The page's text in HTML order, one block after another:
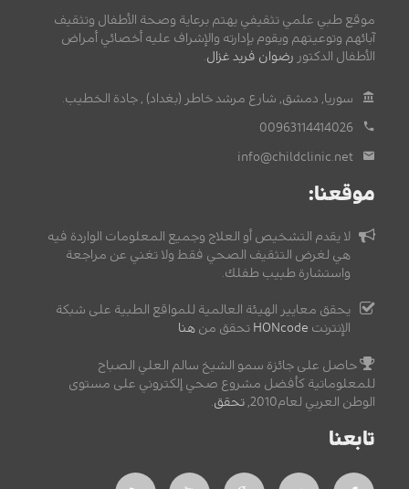
موقع طبي علمي تثقيفي يهتم برعاية وصحة الأطفال وتثقيف
آبائهم وتوعيتهم ويقوم بإدارته والإشراف عليه أخصائي أمراض
الأطفال الدكتور رضوان فريد غزال
سوريا, دمشق, شارع مرشد خاطر (بغداد) , جادة الخطيب.
00963114414026
info@childclinic.net
موقعنا:
لا يقدم التشخيص أو العلاج وجميع المعلومات الواردة فيه
هي لغرض التثقيف الصحي فقط ولا تغني عن مراجعة
واستشارة طبيب طفلك.
يحقق معايير الهيئة العالمية للمواقع الطبية على شبكة
الإنترنت HONcode تحقق من هنا
حاصل على جائزة سمو الشيخ سالم العلي الصباح
للمعلوماتية كأفضل مشروع صحي إلكتروني على مستوى
الوطن العربي لعام2010,
تحقق
تابعنا